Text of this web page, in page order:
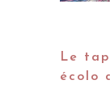
Le
écolo